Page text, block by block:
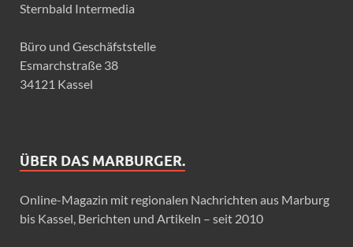
Sternbald Intermedia
Büro und Geschäfststelle
Esmarchstraße 38
34121 Kassel
ÜBER DAS MARBURGER.
Online-Magazin mit regionalen Nachrichten aus Marburg
bis Kassel, Berichten und Artikeln – seit 2010